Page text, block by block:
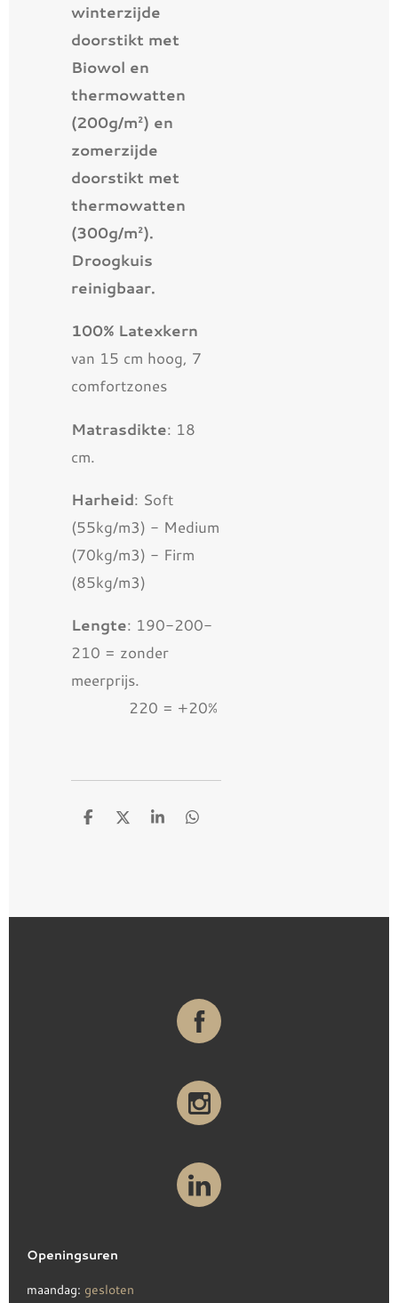
winterzijde
doorstikt met
Biowol en
thermowatten
(200g/m²) en
zomerzijde
doorstikt met
thermowatten
(300g/m²).
Droogkuis
reinigbaar.
100% Latexkern
van 15 cm hoog, 7
comfortzones
Matrasdikte: 18
cm.
Harheid: Soft
(55kg/m3) - Medium
(70kg/m3) - Firm
(85kg/m3)
Lengte: 190-200-
210 = zonder
meerprijs.
220 = +20%
D
D
S
D
Openingsuren
maandag: gesloten